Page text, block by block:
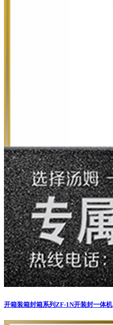
开箱装箱封箱系列 ZF-1N开装封一体机